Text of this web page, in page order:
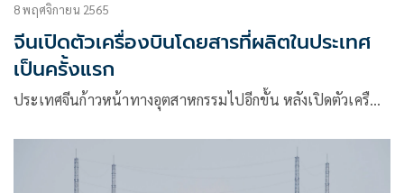
8 พฤศจิกายน 2565
จีนเปิดตัวเครื่องบินโดยสารที่ผลิตในประเทศ
เป็นครั้งแรก
ประเทศจีนก้าวหน้าทางอุตสาหกรรมไปอีกขั้น หลังเปิดตัวเครื…